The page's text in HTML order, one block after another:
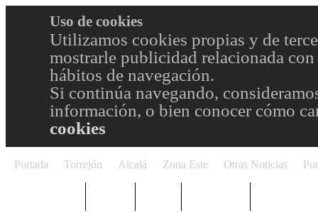
Uso de cookies
Utilizamos cookies propias y de
mostrarle publicidad relacionada
hábitos de navegación.
Si continúa navegando,
información, o bien conocer cómo
cookies
Portada Torrejón Alcalá Zona Este Otras Noticias